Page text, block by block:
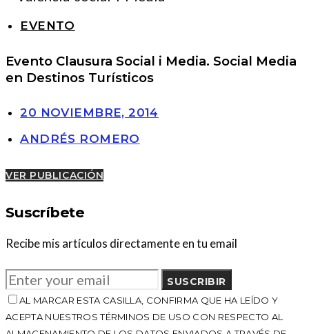
EVENTO
Evento Clausura Social i Media. Social Media
en Destinos Turísticos
20 NOVIEMBRE, 2014
ANDRÉS ROMERO
VER PUBLICACIÓN
Suscríbete
Recibe mis artículos directamente en tu email
SUSCRIBIR
AL MARCAR ESTA CASILLA, CONFIRMA QUE HA LEÍDO Y
ACEPTA NUESTROS TÉRMINOS DE USO CON RESPECTO AL